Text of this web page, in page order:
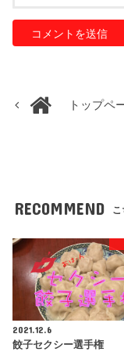
トップペ
RECOMMEND こ
2021.12.6
餃子セクシー選手権